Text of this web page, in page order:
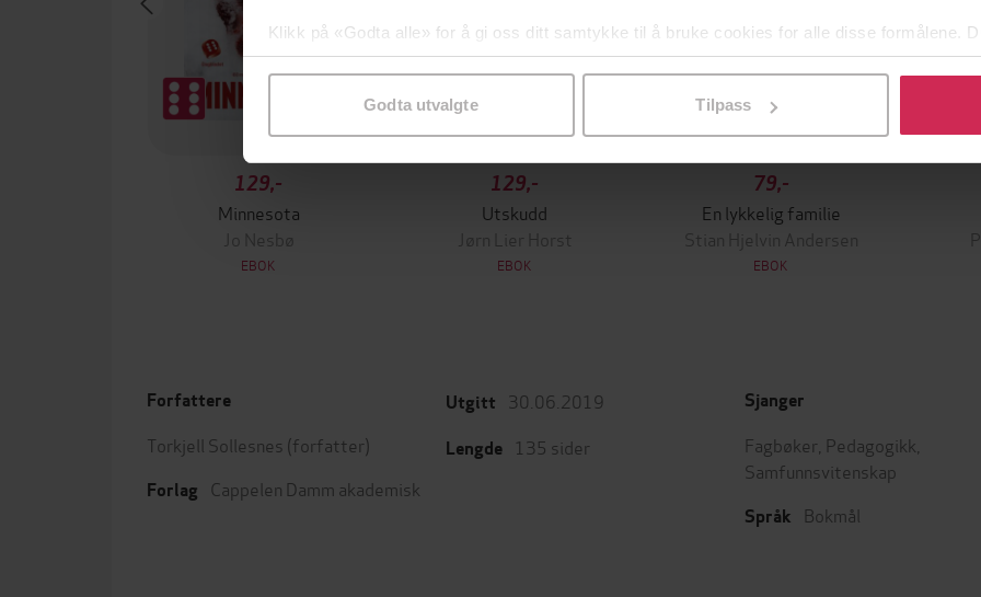
Klikk på «Godta alle» for å gi oss ditt samtykke til å bruke cookies for alle disse formålene.
samtykke til spesifikke formål ved å klikke på «Tilpass». Du kan når som helst trekke
Godta utvalgte Tilpass
129,-
Minnesota
Jo Nesbø
EBOK
129,-
Utskudd
Jørn Lier Horst
EBOK
79,-
En lykkelig familie
Stian Hjelvin Andersen
EBOK
Forfattere
Torkjell Sollesnes (forfatter)
Forlag Cappelen Damm akademisk
Utgitt 30.06.2019
Lengde 135 sider
Sjanger
Fagbøker Pedagogikk
Samfunnsvitenskap
Språk Bokmål